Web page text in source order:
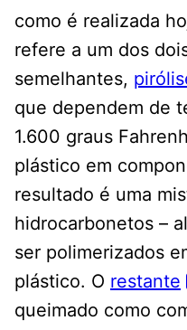
como é realizada
refere a um dos
semelhantes,
que dependem de
1.600 graus
plástico em
resultado é uma
hidrocarbonetos –
ser polimerizados
plástico. O restante
queimado como